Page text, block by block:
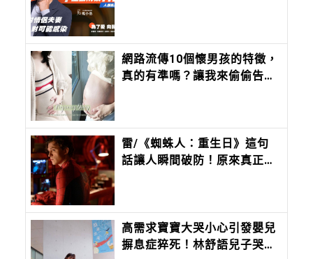
網路流傳10個懷男孩的特徵，
真的有準嗎？讓我來偷偷告訴
雷/《蜘蛛人：重生日》這句
話讓人瞬間破防！原來真正無
高需求寶寶大哭小心引發嬰兒
摒息症猝死！林舒語兒子哭到